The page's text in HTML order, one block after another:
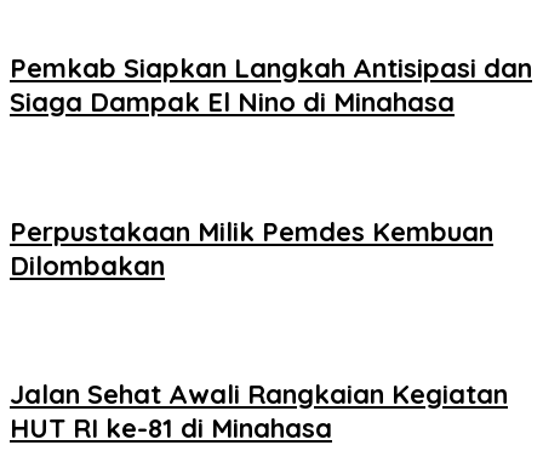
Pemkab Siapkan Langkah Antisipasi dan
Siaga Dampak El Nino di Minahasa
Perpustakaan Milik Pemdes Kembuan
Dilombakan
Jalan Sehat Awali Rangkaian Kegiatan
HUT RI ke-81 di Minahasa